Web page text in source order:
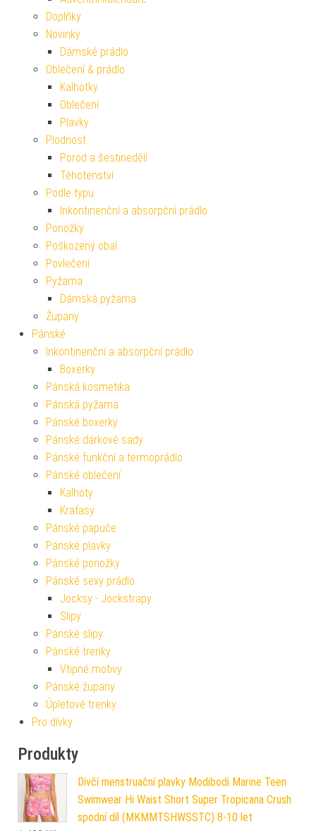
Doplňky
Novinky
Dámské prádlo
Oblečení & prádlo
Kalhotky
Oblečení
Plavky
Plodnost
Porod a šestinedělí
Těhotenství
Podle typu
Inkontinenční a absorpční prádlo
Ponožky
Poškozený obal
Povlečení
Pyžama
Dámská pyžama
Župany
Pánské
Inkontinenční a absorpční prádlo
Boxerky
Pánská kosmetika
Pánská pyžama
Pánské boxerky
Pánské dárkové sady
Pánské funkční a termoprádlo
Pánské oblečení
Kalhoty
Kraťasy
Pánské papuče
Pánské plavky
Pánské ponožky
Pánské sexy prádlo
Jocksy - Jockstrapy
Slipy
Pánské slipy
Pánské trenky
Vtipné motivy
Pánské župany
Úpletové trenky
Pro dívky
Produkty
Dívčí menstruační plavky Modibodi Marine Teen
Swimwear Hi Waist Short Super Tropicana Crush
spodní díl (MKMMTSHWSSTC) 8-10 let